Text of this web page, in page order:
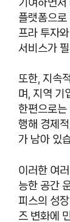
플랫폼으로
프라 투자
서비스가
또한, 지속
며, 지역 기
한편으로는
행해 경제
가 남아 있
이러한 여
능한 공간
피스의 성
즈 변화에